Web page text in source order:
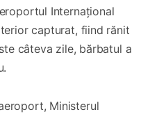
Internațional
capturat, fiind rănit
câteva zile, bărbatul a
Ministerul